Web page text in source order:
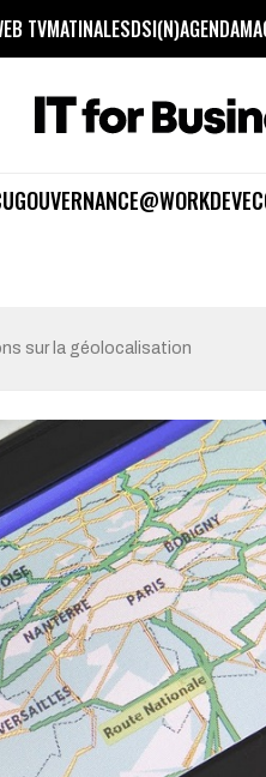
TVMATINALESDSI(N)AGENDA
GOUVERNANCE@WORKDEV
sur la géolocalisation